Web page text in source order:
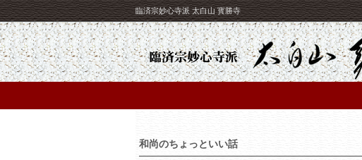
臨済宗妙心寺派 太白山 寳勝寺
和尚のちょっといい話